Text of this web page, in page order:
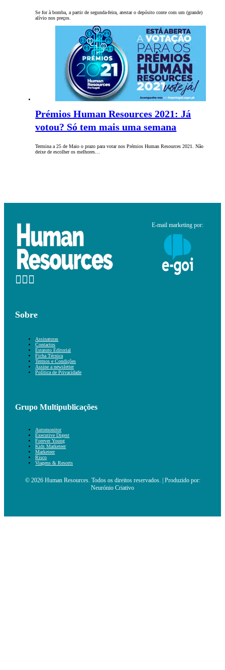
Se for à bomba, a partir de segunda-feira, atestar o depósito conte com um (grande)
alívio nos preços.
Prémios Human Resources 2021: Já
votou? Só tem mais uma semana
Termina a 25 de Maio o prazo para votar nos Prémios Human Resources 2021. Não
deixe de escolher os melhores…
E-mail marketing por:
Sobre
Assinaturas
Contactos
Estatuto Editorial
Ficha Técnica
Termos e Condições
Assine a newsletter
Política de Privacidade
Grupo Multipublicações
Automonitor
Executive Digest
Forever Young
Kids Marketeer
Marketeer
Risco
Viagens & Resorts
© 2026 Human Resources. Todos os direitos reservados. | Produzido por:
Neurónio Criativo